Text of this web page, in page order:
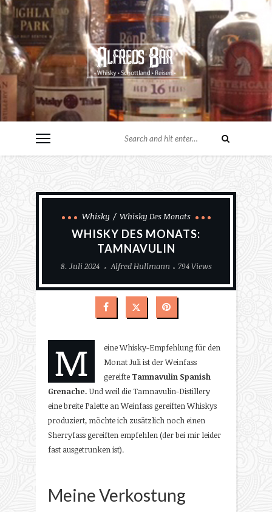
Whisky Whisky Des Monats
WHISKY DES MONATS:
TAMNAVULIN
8. Juli 2024 Alfred Hullmann 794 Views
M
eine Whisky-Empfehlung für den
Monat Juli ist der Weinfass
gereifte Tamnavulin Spanish
Grenache. Und weil die Tamnavulin-Distillery
eine breite Palette an Weinfass gereiften Whiskys
produziert, möchte ich zusätzlich noch einen
Sherryfass gereiften empfehlen (der bei mir leider
fast ausgetrunken ist).
Meine Verkostung